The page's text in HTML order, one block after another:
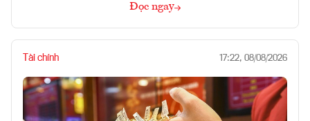
Đọc ngay
Tài chính 17:22, 08/08/2026